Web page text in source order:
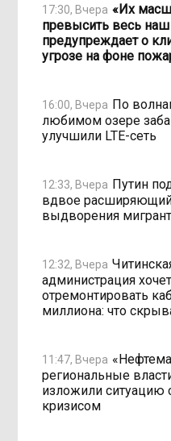
17:30, Вчера «Их
превысить весь
предупреждает о
угрозе на фоне
16:00, Вчера По
любимом озере
улучшили LTE-сеть
12:33, Вчера Путин
вдвое
выдворения
12:32, Вчера
администрация хочет
отремонтировать
миллиона: что
11:47, Вчера
региональные
изложили ситуацию
кризисом